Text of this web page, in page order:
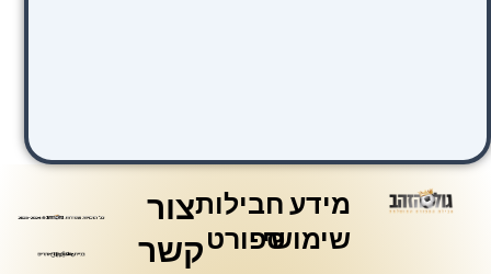
מידע
שימושי
חבילות
ספורט
צור
קשר